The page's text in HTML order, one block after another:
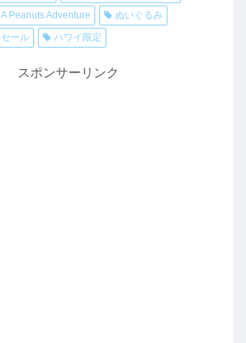
A Peanuts Adventure
ぬいぐるみ
セール ハワイ限定
スポンサーリンク